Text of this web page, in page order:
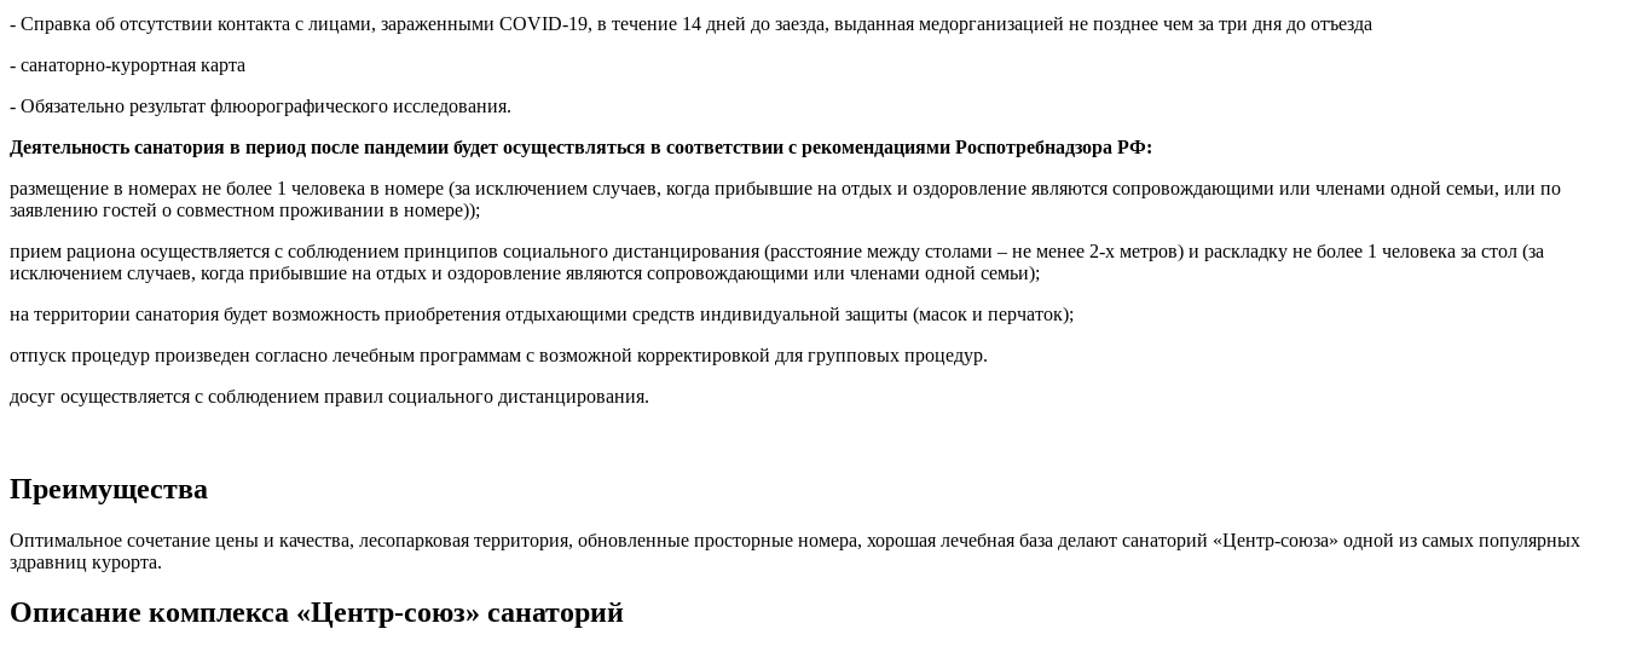
- Справка об отсутствии контакта с лицами, зараженными COVID-19, в течение 14 дней до заезда, выданная медорганизацией не позднее чем за три дня до отъезда
- санаторно-курортная карта
- Обязательно результат флюорографического исследования.
Деятельность санатория в период после пандемии будет осуществляться в соответствии с рекомендациями Роспотребнадзора РФ:
размещение в номерах не более 1 человека в номере (за исключением случаев, когда прибывшие на отдых и оздоровление являются сопровождающими или членами одной семьи, или по
заявлению гостей о совместном проживании в номере));
прием рациона осуществляется с соблюдением принципов социального дистанцирования (расстояние между столами – не менее 2-х метров) и раскладку не более 1 человека за стол (за
исключением случаев, когда прибывшие на отдых и оздоровление являются сопровождающими или членами одной семьи);
на территории санатория будет возможность приобретения отдыхающими средств индивидуальной защиты (масок и перчаток);
отпуск процедур произведен согласно лечебным программам с возможной корректировкой для групповых процедур.
досуг осуществляется с соблюдением правил социального дистанцирования.
Преимущества
Оптимальное сочетание цены и качества, лесопарковая территория, обновленные просторные номера, хорошая лечебная база делают санаторий «Центр-союза» одной из самых популярных
здравниц курорта.
Описание комплекса «Центр-союз» санаторий